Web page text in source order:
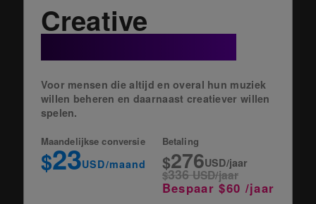
Creative
+ Cloud Option
Voor mensen die altijd en overal hun muziek
willen beheren en daarnaast creatiever willen
spelen.
Maandelijkse conversie
$23USD/maand
Betaling
$276USD/jaar
$336USD/jaar
Bespaar $60 /jaar